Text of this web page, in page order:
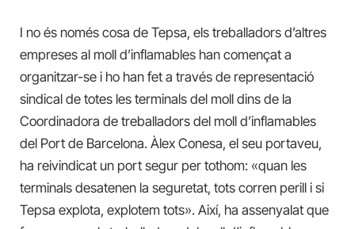
I no és només cosa de Tepsa, els treballadors d’altres
empreses al moll d’inflamables han començat a
organitzar-se i ho han fet a través de representació
sindical de totes les terminals del moll dins de la
Coordinadora de treballadors del moll d’inflamables
del Port de Barcelona. Àlex Conesa, el seu portaveu,
ha reivindicat un port segur per tothom: «quan les
terminals desatenen la seguretat, tots corren perill i si
Tepsa explota, explotem tots». Així, ha assenyalat que